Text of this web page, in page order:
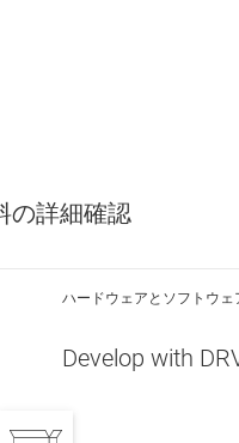
の詳細確認
ハードウェアとソフトウェ
Develop with